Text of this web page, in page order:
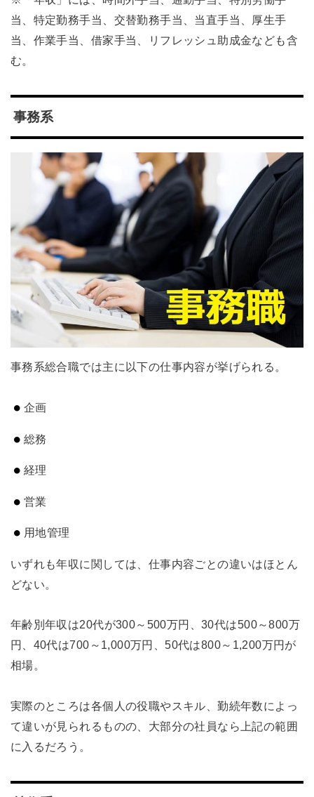
当、特定勤務手当、交替勤務手当、当直手当、厚生手
当、作業手当、借家手当、リフレッシュ助成金なども含
む。
事務系
事務系総合職では主に以下の仕事内容が挙げられる。
企画
総務
経理
営業
用地管理
いずれも年収に関しては、仕事内容ごとの違いはほとん
どない。
年齢別年収は20代が300～500万円、30代は500～800万
円、40代は700～1,000万円、50代は800～1,200万円が
相場。
実際のところは各個人の役職やスキル、勤続年数によっ
て違いが見られるものの、大部分の社員なら上記の範囲
に入るだろう。